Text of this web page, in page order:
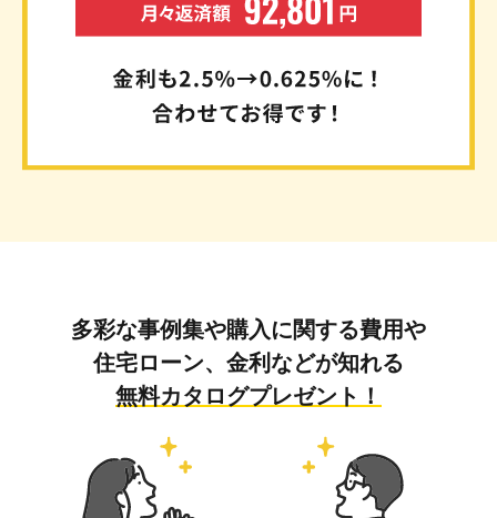
多彩な事例集や購入に関する費用や
住宅ローン、金利などが知れる
無料カタログプレゼント！